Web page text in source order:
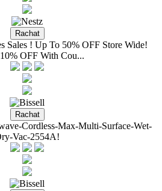
Sales ! Up To 50% OFF Store Wide!
OFF With Cou...
Cordless-Max-Multi-Surface-Wet-
Vac-2554A!